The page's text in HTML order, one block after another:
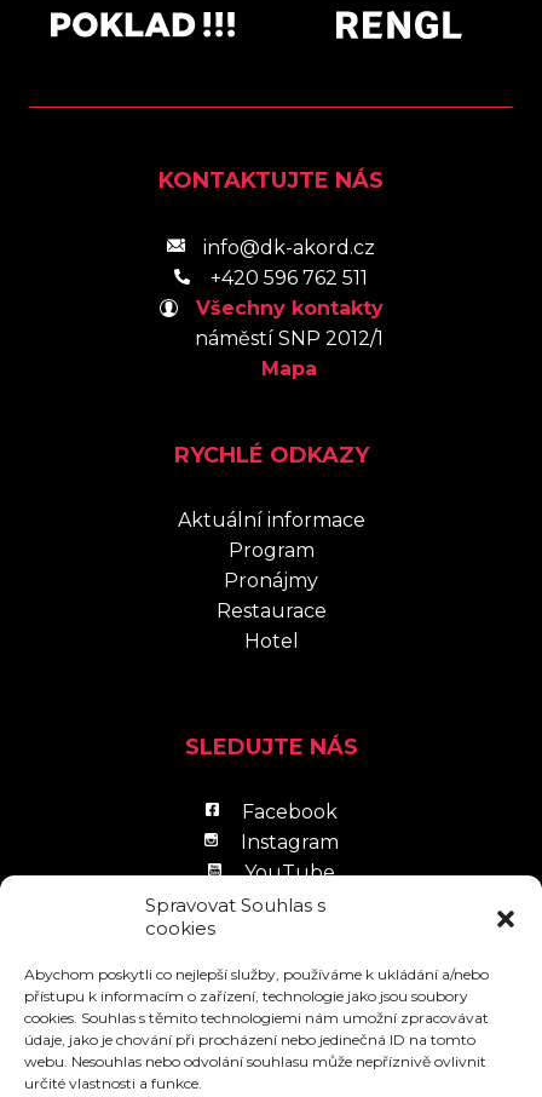
Spravovat Souhlas s
cookies
Abychom poskytli co nejlepší služby, používáme k ukládání a/nebo
přístupu k informacím o zařízení, technologie jako jsou soubory
cookies. Souhlas s těmito technologiemi nám umožní zpracovávat
údaje, jako je chování při procházení nebo jedinečná ID na tomto
webu. Nesouhlas nebo odvolání souhlasu může nepříznivě ovlivnit
určité vlastnosti a funkce.
KONTAKTUJTE NÁS
info@dk-akord.cz
+420 596 762 511
Všechny kontakty
náměstí SNP 2012/1
Mapa
RYCHLÉ ODKAZY
Aktuální informace
Program
Pronájmy
Restaurace
Hotel
SLEDUJTE NÁS
Facebook
Instagram
YouTube
LinkedIn
Zpracování osobních údajů